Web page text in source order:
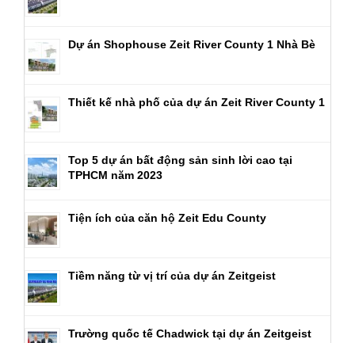
Dự án Shophouse Zeit River County 1 Nhà Bè
Thiết kế nhà phố của dự án Zeit River County 1
Top 5 dự án bất động sản sinh lời cao tại
TPHCM năm 2023
Tiện ích của căn hộ Zeit Edu County
Tiềm năng từ vị trí của dự án Zeitgeist
Trường quốc tế Chadwick tại dự án Zeitgeist